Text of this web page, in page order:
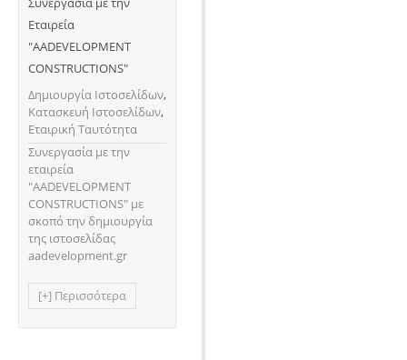
Εταιρεία
"AADEVELOPMENT
CONSTRUCTIONS"
Δημιουργία Ιστοσελίδων,
Κατασκευή Ιστοσελίδων,
Εταιρική Ταυτότητα
Συνεργασία με την
εταιρεία
"AADEVELOPMENT
CONSTRUCTIONS" με
σκοπό την δημιουργία
της ιστοσελίδας
aadevelopment.gr
[+] Περισσότερα